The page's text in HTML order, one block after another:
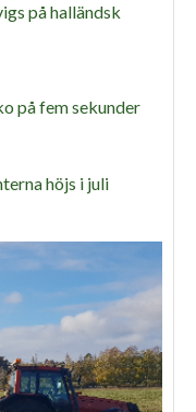
på halländsk
på fem sekunder
höjs i juli